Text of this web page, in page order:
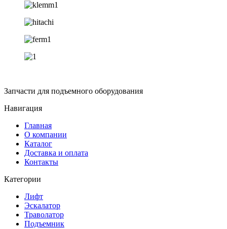
Запчасти для подъемного оборудования
Навигация
Главная
О компании
Каталог
Доставка и оплата
Контакты
Категории
Лифт
Эскалатор
Траволатор
Подъемник